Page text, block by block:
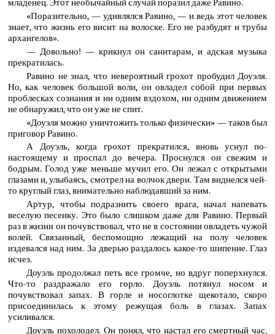
младенец. Этот необычайный случай поразил даже Равино.
«Поразительно, — удивлялся Равино, — и ведь этот человек
знает, что жизнь его висит на волоске. Его не разбудят и трубы
архангелов».
— Довольно! — крикнул он санитарам, и адская музыка
прекратилась.
Равино не знал, что невероятный грохот пробудил Доуэля.
Но, как человек большой воли, он овладел собой при первых
проблесках сознания и ни одним вздохом, ни одним движением
не обнаружил, что он уже не спит.
«Доуэля можно уничтожить только физически» — таков был
приговор Равино.
А Доуэль, когда грохот прекратился, вновь уснул по-
настоящему и проспал до вечера. Проснулся он свежим и
бодрым. Голод уже меньше мучил его. Он лежал с открытыми
глазами и, улыбаясь, смотрел на волчок двери. Там виднелся чей-
то круглый глаз, внимательно наблюдавший за ним.
Артур, чтобы подразнить своего врага, начал напевать
веселую песенку. Это было слишком даже для Равино. Первый
раз в жизни он почувствовал, что не в состоянии овладеть чужой
волей. Связанный, беспомощно лежащий на полу человек
издевался над ним. За дверью раздалось какое-то шипение. Глаз
исчез.
Доуэль продолжал петь все громче, но вдруг поперхнулся.
Что-то раздражало его горло. Доуэль потянул носом и
почувствовал запах. В горле и носоглотке щекотало, скоро
присоединилась к этому режущая боль в глазах. Запах
усиливался.
Доуэль похолодел. Он понял, что настал его смертный час.